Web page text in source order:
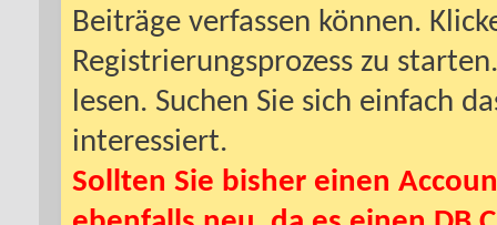
Beiträge verfassen können.
Registrierungsprozess zu
lesen. Suchen Sie sich einfach
interessiert.
Sollten Sie bisher einen